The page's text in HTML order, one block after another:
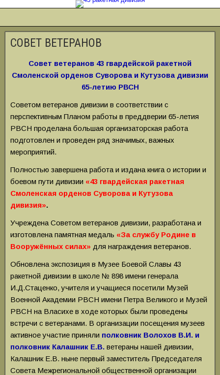
СОВЕТ ВЕТЕРАНОВ
Совет ветеранов 43 гвардейской ракетной
Смоленской орденов Суворова и Кутузова дивизии
65-летию РВСН
Советом ветеранов дивизии в соответствии с
перспективным Планом работы в преддверии 65-летия
РВСН проделана большая организаторская работа
подготовлен и проведен ряд значимых, важных
мероприятий.
Полностью завершена работа и издана книга о истории и
боевом пути дивизии «43 гвардейская ракетная
Смоленская орденов Суворова и Кутузова
дивизия».
Учреждена Советом ветеранов дивизии, разработана и
изготовлена памятная медаль «За службу Родине в
Вооружённых силах» для награждения ветеранов.
Обновлена экспозиция в Музее Боевой Славы 43
ракетной дивизии в школе № 898 имени генерала
И.Д.Стаценко, учителя и учащиеся посетили Музей
Военной Академии РВСН имени Петра Великого и Музей
РВСН на Власихе в ходе которых были проведены
встречи с ветеранами. В организации посещения музеев
активное участие приняли полковник Волохов В.И. и
полковник Калашник Е.В. ветераны нашей дивизии,
Калашник Е.В. ныне первый заместитель Председателя
Совета Межрегиональной общественной организации